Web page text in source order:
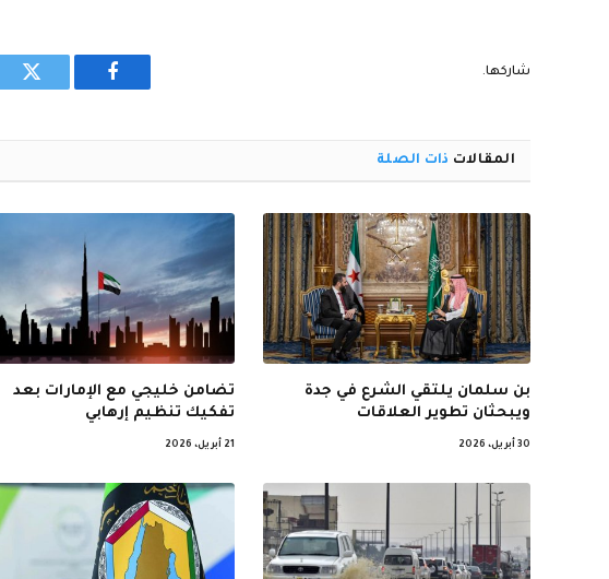
شاركها.
فيسبوك
المقالات ذات الصلة
بن سلمان يلتقي الشرع في جدة
ويبحثان تطوير العلاقات
30 أبريل، 2026
تضامن خليجي مع الإمارات بعد
تفكيك تنظيم إرهابي
21 أبريل، 2026